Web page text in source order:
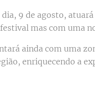
9 de agosto,
mas com uma
ainda com uma
enriquecendo a